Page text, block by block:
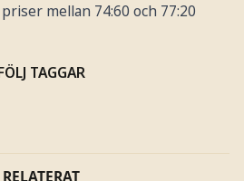
mellan 74:60 och 77:20
TAGGAR
RELATERAT